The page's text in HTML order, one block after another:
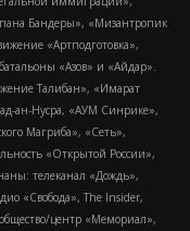
Бандеры», «Мизантропик
«Артподготовка»,
«Азов» и «Айдар».
Талибан», «Имарат
ан-Нусра, «АУМ Синрике»,
Магриба», «Сеть»,
«Открытой России»,
телеканал «Дождь»,
«Свобода», The Insider,
центр «Мемориал»,